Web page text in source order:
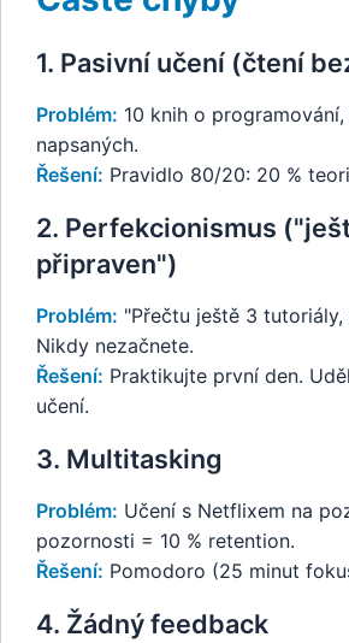
1. Pasivní učení (čtení
Problém: 10 knih o
napsaných.
Řešení: Pravidlo 80/20: 20 %
2. Perfekcionismus
připraven")
Problém: "Přečtu ještě 3 tutoriály,
Nikdy nezačnete.
Řešení: Praktikujte první den.
učení.
3. Multitasking
Problém: Učení s Netflixem na
pozornosti = 10 % retention.
Řešení: Pomodoro (25 minut
4. Žádný feedback